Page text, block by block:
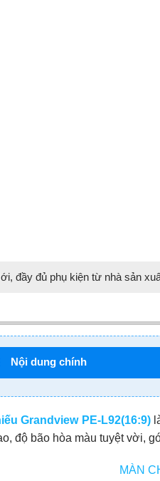
đầy đủ phụ kiện từ nhà sản
Nội dung chính
Grandview PE-L92(16:9)
độ bão hòa màu tuyệt vời,